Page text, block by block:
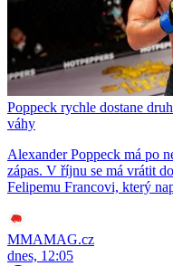
Poppeck rychle dostane
váhy
Alexander Poppeck má po
zápas. V říjnu se má vrátit
Felipemu Francovi, který
MMAMAG.cz
dnes, 12:05